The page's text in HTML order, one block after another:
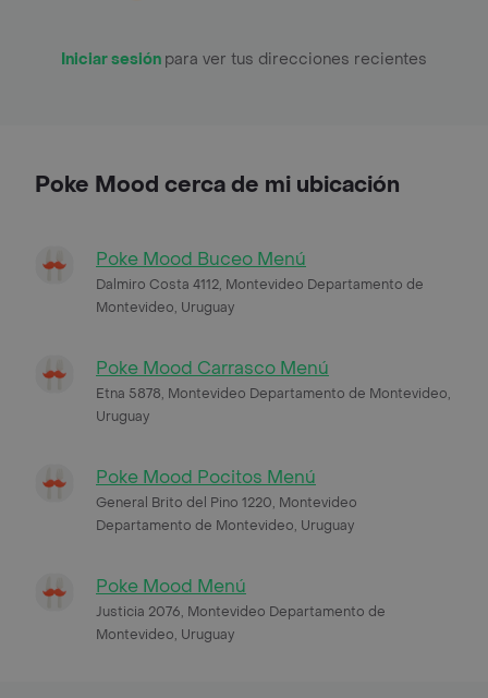
Iniciar sesión para ver tus direcciones recientes
Poke Mood cerca de mi ubicación
Poke Mood Buceo Menú
Dalmiro Costa 4112, Montevideo Departamento de
Montevideo, Uruguay
Poke Mood Carrasco Menú
Etna 5878, Montevideo Departamento de Montevideo,
Uruguay
Poke Mood Pocitos Menú
General Brito del Pino 1220, Montevideo
Departamento de Montevideo, Uruguay
Poke Mood Menú
Justicia 2076, Montevideo Departamento de
Montevideo, Uruguay